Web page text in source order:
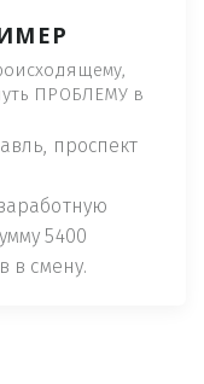
ПРОБЛЕМУ в
проспект
5400
в смену.